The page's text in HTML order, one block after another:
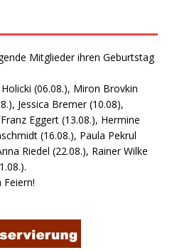
Mitglieder ihren Geburtstag
(06.08.), Miron Brovkin
Jessica Bremer (10.08),
Eggert (13.08.), Hermine
(16.08.), Paula Pekrul
Riedel (22.08.), Rainer Wilke